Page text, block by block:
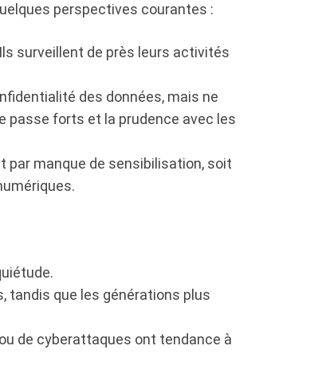
perspectives courantes :
surveillent de près leurs activités
des données, mais ne
passe forts et la prudence avec les
par manque de sensibilisation, soit
tandis que les générations plus
de cyberattaques ont tendance à